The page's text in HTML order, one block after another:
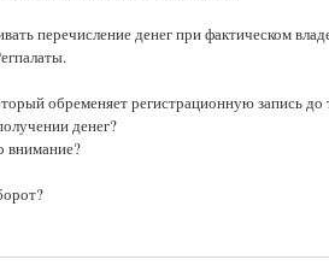
перечисление денег при фактическом
обременяет регистрационную запись до
денег?
внимание?